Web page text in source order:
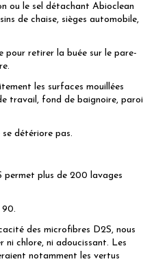
ou le sel détachant Abioclean
de chaise, sièges automobile,
pour retirer la buée sur le pare-
les surfaces mouillées
travail, fond de baignoire, paroi
détériore pas.
permet plus de 200 lavages
90.
des microfibres D2S, nous
ni chlore, ni adoucissant. Les
notamment les vertus